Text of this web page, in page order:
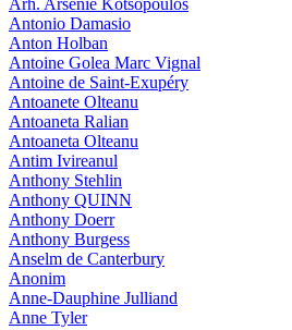
Antonio Damasio
Anton Holban
Antoine Golea Marc Vignal
Antoine de Saint-Exupéry
Antoanete Olteanu
Antoaneta Ralian
Antoaneta Olteanu
Antim Ivireanul
Anthony Stehlin
Anthony QUINN
Anthony Doerr
Anthony Burgess
Anselm de Canterbury
Anonim
Anne-Dauphine Julliand
Anne Tyler